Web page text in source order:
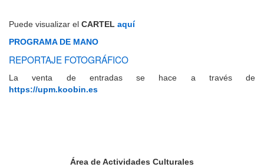
Puede visualizar el CARTEL aquí
PROGRAMA DE MANO
REPORTAJE FOTOGRÁFICO
La venta de entradas se hace a través de
https://upm.koobin.es
Área de Actividades Culturales